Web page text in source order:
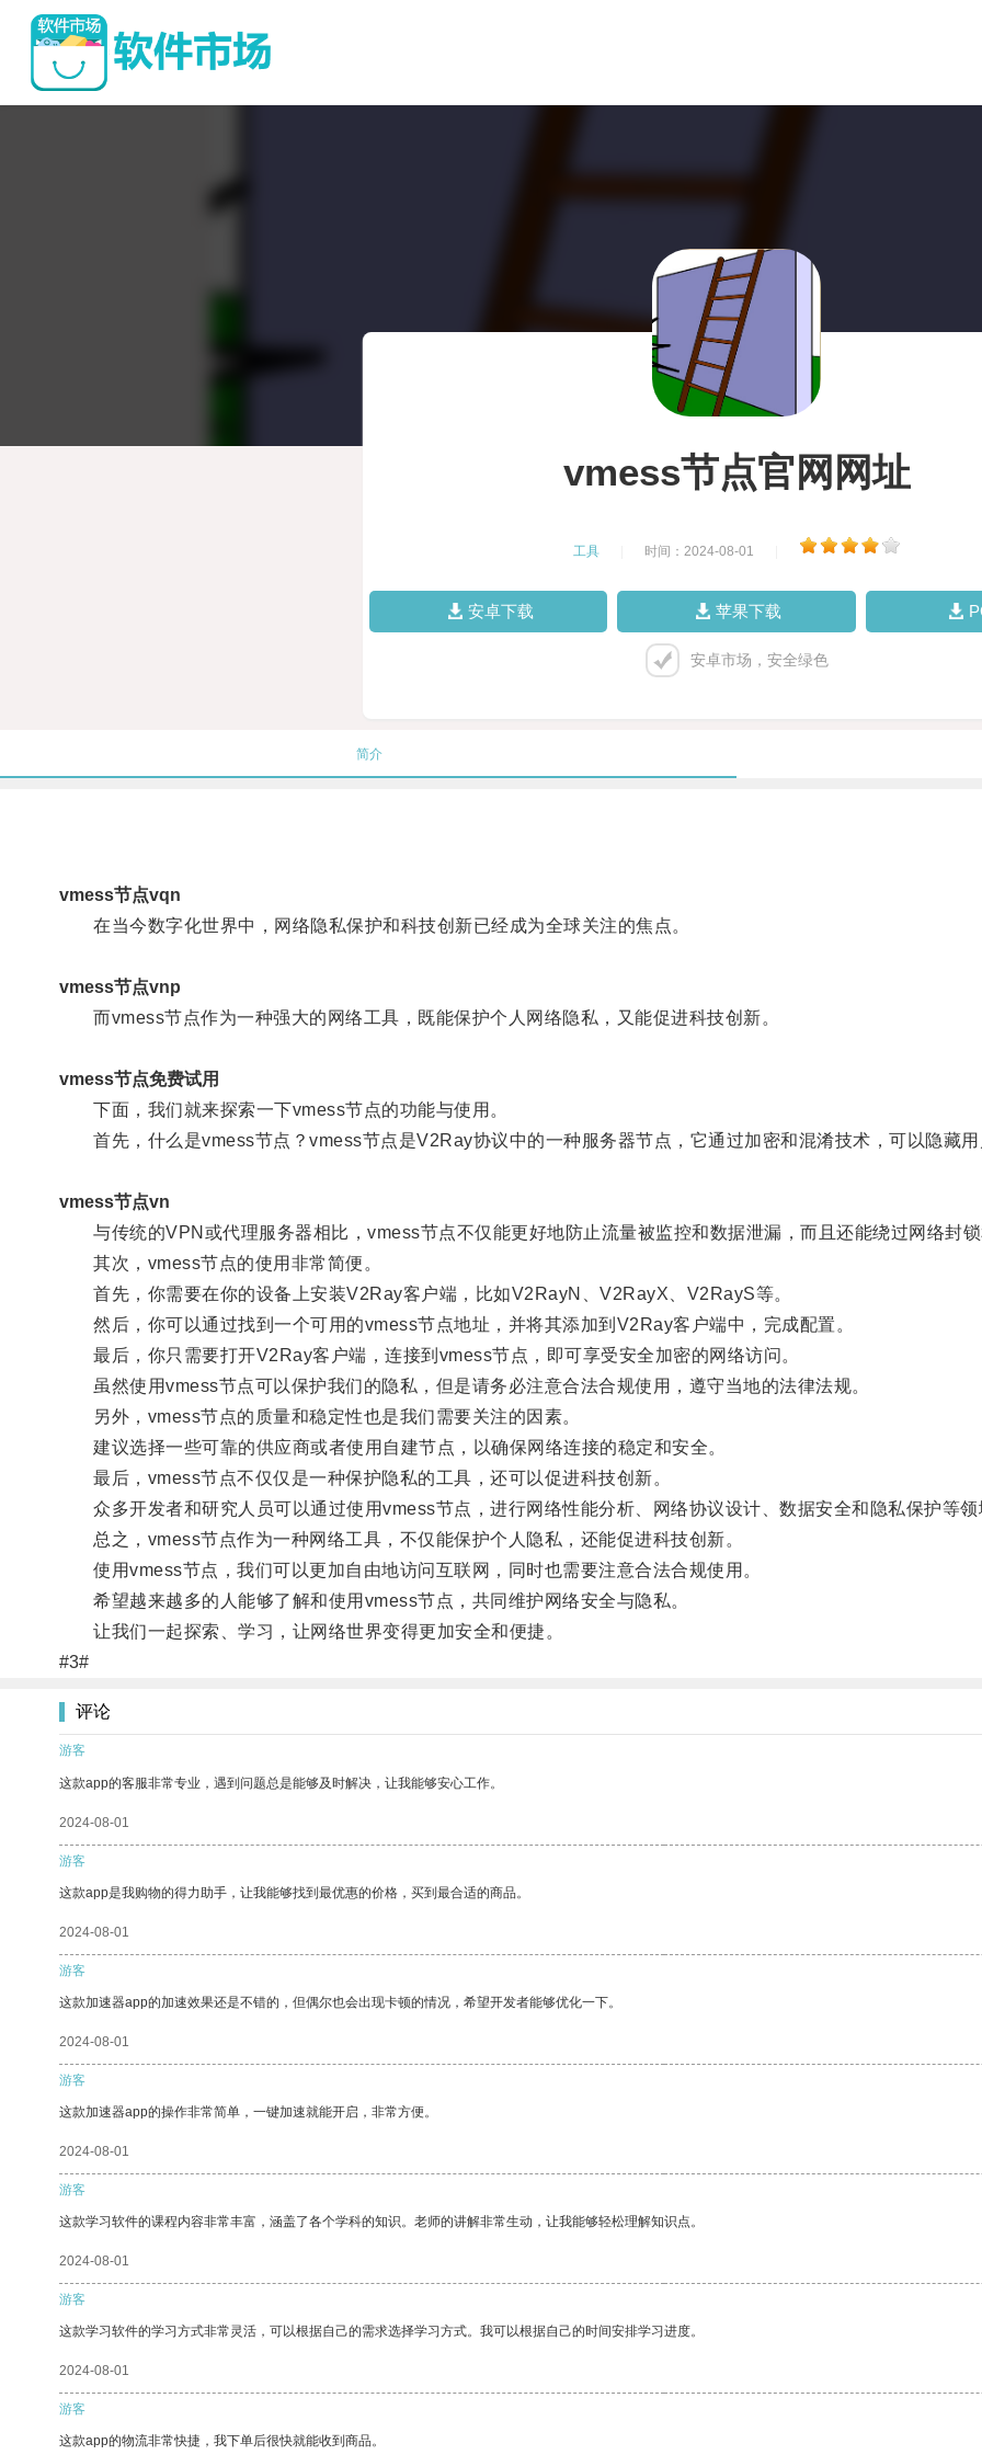
vmess节点官网网址
工具 时间：2024-08-01
安卓下载 苹果下载
安卓市场，安全绿色
简介
vmess节点vqn
在当今数字化世界中，网络隐私保护和科技创新已经成为全球关注的焦点。
vmess节点vnp
而vmess节点作为一种强大的网络工具，既能保护个人网络隐私，又能促进科技创新。
vmess节点免费试用
下面，我们就来探索一下vmess节点的功能与使用。
首先，什么是vmess节点？vmess节点是V2Ray协议中的一种服务器节点，它通过加密和混淆技术，可以隐藏用
vmess节点vn
与传统的VPN或代理服务器相比，vmess节点不仅能更好地防止流量被监控和数据泄漏，而且还能绕过网络封锁
其次，vmess节点的使用非常简便。
首先，你需要在你的设备上安装V2Ray客户端，比如V2RayN、V2RayX、V2RayS等。
然后，你可以通过找到一个可用的vmess节点地址，并将其添加到V2Ray客户端中，完成配置。
最后，你只需要打开V2Ray客户端，连接到vmess节点，即可享受安全加密的网络访问。
虽然使用vmess节点可以保护我们的隐私，但是请务必注意合法合规使用，遵守当地的法律法规。
另外，vmess节点的质量和稳定性也是我们需要关注的因素。
建议选择一些可靠的供应商或者使用自建节点，以确保网络连接的稳定和安全。
最后，vmess节点不仅仅是一种保护隐私的工具，还可以促进科技创新。
众多开发者和研究人员可以通过使用vmess节点，进行网络性能分析、网络协议设计、数据安全和隐私保护等领
总之，vmess节点作为一种网络工具，不仅能保护个人隐私，还能促进科技创新。
使用vmess节点，我们可以更加自由地访问互联网，同时也需要注意合法合规使用。
希望越来越多的人能够了解和使用vmess节点，共同维护网络安全与隐私。
让我们一起探索、学习，让网络世界变得更加安全和便捷。
#3#
评论
游客
这款app的客服非常专业，遇到问题总是能够及时解决，让我能够安心工作。
2024-08-01
游客
这款app是我购物的得力助手，让我能够找到最优惠的价格，买到最合适的商品。
2024-08-01
游客
这款加速器app的加速效果还是不错的，但偶尔也会出现卡顿的情况，希望开发者能够优化一下。
2024-08-01
游客
这款加速器app的操作非常简单，一键加速就能开启，非常方便。
2024-08-01
游客
这款学习软件的课程内容非常丰富，涵盖了各个学科的知识。老师的讲解非常生动，让我能够轻松理解知识点。
2024-08-01
游客
这款学习软件的学习方式非常灵活，可以根据自己的需求选择学习方式。我可以根据自己的时间安排学习进度。
2024-08-01
游客
这款app的物流非常快捷，我下单后很快就能收到商品。